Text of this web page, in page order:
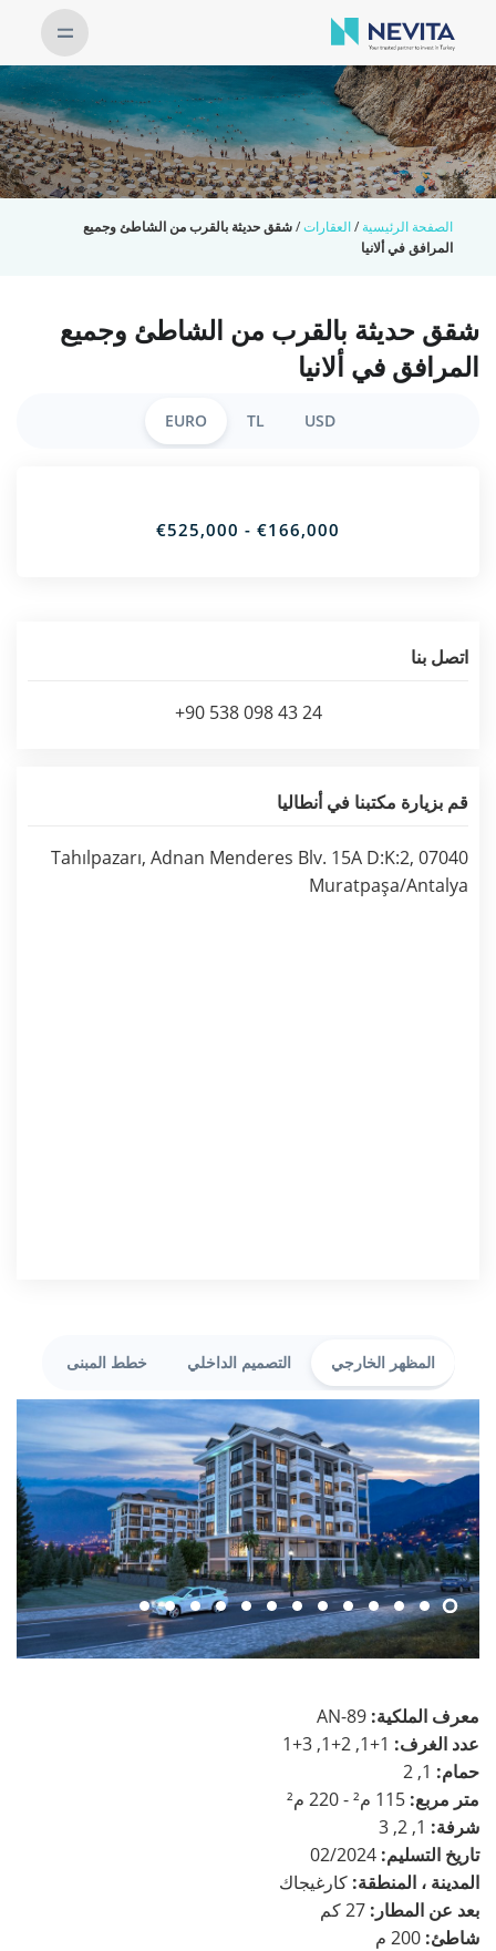
الصفحة الرئيسية /العقارات/شقق حديثة بالقرب من الشاطئ وجميع
المرافق في ألانيا
شقق حديثة بالقرب من الشاطئ وجميع
المرافق في ألانيا
المظهر الخارجي التصميم الداخلي خطط المبنى
معرف الملكية: AN-89
عدد الغرف: 1+1, 2+1, 3+1
حمام: 1, 2
متر مربع: 115 م² - 220 م²
شرفة: 1, 2, 3
تاريخ التسليم:
المدينة ، المنطقة: كارغيجاك
بعد عن المطار:
شاطئ:
USD
TL
EURO
€166,000 - €525,000
اتصل بنا
+90 538 098 43 24
قم بزيارة مكتبنا في أنطاليا
Tahılpazarı, Adnan Menderes Blv. 15A D:K:2, 07040
Muratpaşa/Antalya